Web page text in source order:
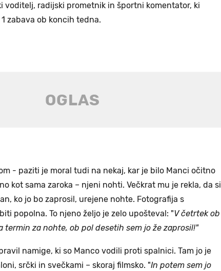
voditelj, radijski prometnik in športni komentator, ki
zabava ob koncih tedna.
- paziti je moral tudi na nekaj, kar je bilo Manci očitno
kot sama zaroka – njeni nohti. Večkrat mu je rekla, da si
ko jo bo zaprosil, urejene nohte. Fotografija s
popolna. To njeno željo je zelo upošteval: "V četrtek ob
termin za nohte, ob pol desetih sem jo že zaprosil!"
namige, ki so Manco vodili proti spalnici. Tam jo je
srčki in svečkami – skoraj filmsko. "In potem sem jo